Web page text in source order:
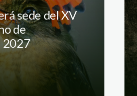
sede del XV
de
2027